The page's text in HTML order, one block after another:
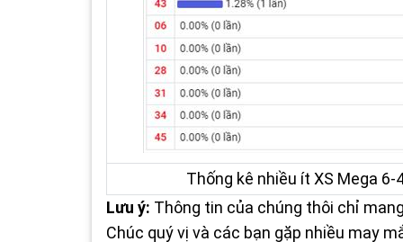
Thống kê nhiều ít XS Mega
Lưu ý: Thông tin của chúng thôi chỉ
Chúc quý vị và các bạn gặp nhiều may